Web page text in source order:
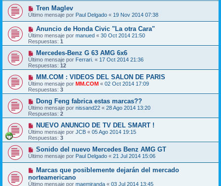
Tren Maglev
Último mensaje por Paul Delgado « 19 Nov 2014 07:38
Anuncio de Honda Civic "La otra Cara"
Último mensaje por manued « 30 Oct 2014 21:50
Respuestas: 1
Mercedes-Benz G 63 AMG 6x6
Último mensaje por Ferrari. « 17 Oct 2014 21:36
Respuestas: 12
MM.COM : VIDEOS DEL SALON DE PARIS
Último mensaje por MM.COM « 02 Oct 2014 17:09
Respuestas: 3
Dong Feng fabrica estas marcas??
Último mensaje por nissand22 « 28 Ago 2014 13:20
Respuestas: 2
NUEVO ANUNCIO DE TV DEL SMART !
Último mensaje por JCB « 05 Ago 2014 19:15
Respuestas: 3
Sonido del nuevo Mercedes Benz AMG GT
Último mensaje por Paul Delgado « 21 Jul 2014 15:06
Marcas que posiblemente dejarán del mercado
norteamericano
Último mensaje por maemiranda « 03 Jul 2014 13:45